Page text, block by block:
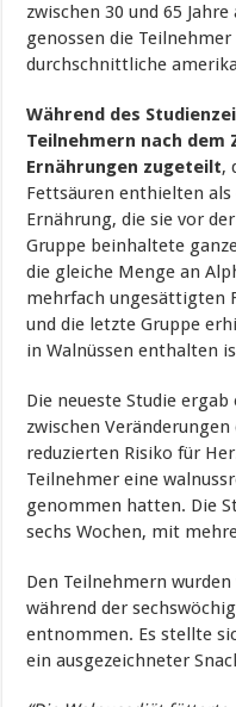
zwischen 30 und 65
genossen die
durchschnittliche
Während des
Teilnehmern nach dem
Ernährungen zugeteilt,
Fettsäuren enthielten
Ernährung, die sie vor
Gruppe beinhaltete
die gleiche Menge an
mehrfach ungesättigten
und die letzte Gruppe
in Walnüssen enthalten
Die neueste Studie
zwischen
reduzierten Risiko für
Teilnehmer eine
genommen hatten. Die
sechs Wochen, mit
Den Teilnehmern
während der
entnommen. Es stellte
ein ausgezeichneter